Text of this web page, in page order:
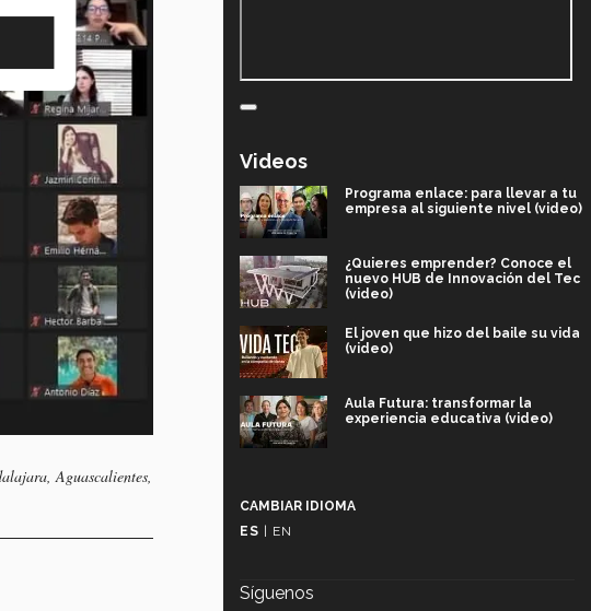
Aguascalientes,
Videos
Programa enlace: para llevar a tu
empresa al siguiente nivel (video)
¿Quieres emprender? Conoce el
nuevo HUB de Innovación del Tec
(video)
El joven que hizo del baile su vida
(video)
Aula Futura: transformar la
experiencia educativa (video)
CAMBIAR IDIOMA
ES | EN
Síguenos